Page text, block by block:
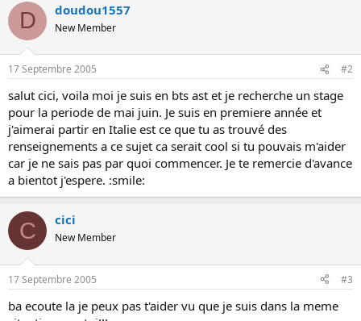
nD doudou1557
New Member
17 Septembre 2005 #2
salut cici, voila moi je suis en bts ast et je recherche un stage
pour la periode de mai juin. Je suis en premiere année et
j'aimerai partir en Italie est ce que tu as trouvé des
renseignements a ce sujet ca serait cool si tu pouvais m'aider
car je ne sais pas par quoi commencer. Je te remercie d'avance
a bientot j'espere. :smile:
C cici
New Member
17 Septembre 2005 #3
ba ecoute la je peux pas t'aider vu que je suis dans la meme